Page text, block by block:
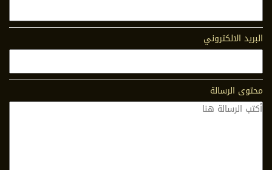
البريد الالكتروني
محتوى الرسالة